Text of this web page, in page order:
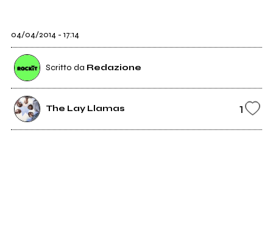
04/04/2014 - 17:14
Scritto da Redazione
The Lay Llamas 1